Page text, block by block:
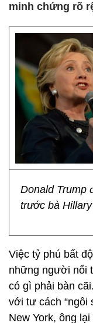
minh chứng rõ
Donald Trump
trước bà
Việc tỷ phú bất
những người nổi
có gì phải bàn
với tư cách “ngôi
New York, ông